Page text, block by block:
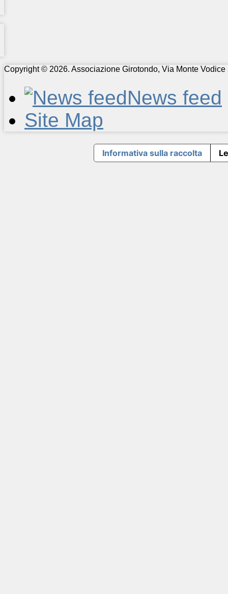
Copyright © 2026. Associazione Girotondo, Via Monte Vodice
News feed
Site Map
Informativa sulla raccolta